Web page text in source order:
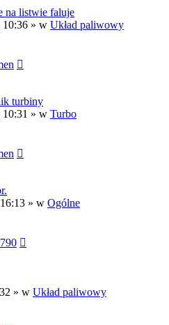
na listwie faluje
10:36 » w Układ paliwowy
turbiny
» w Turbo
» w Ogólne
» w Układ paliwowy